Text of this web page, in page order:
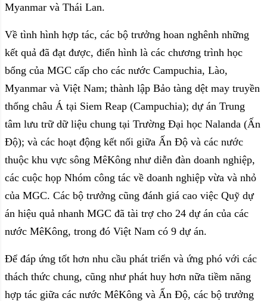
Myanmar và Thái Lan.
Về tình hình hợp tác, các bộ trưởng hoan nghênh những
kết quả đã đạt được, điển hình là các chương trình học
bổng của MGC cấp cho các nước Campuchia, Lào,
Myanmar và Việt Nam; thành lập Bảo tàng dệt may truyền
thống châu Á tại Siem Reap (Campuchia); dự án Trung
tâm lưu trữ dữ liệu chung tại Trường Đại học Nalanda (Ấn
Độ); và các hoạt động kết nối giữa Ấn Độ và các nước
thuộc khu vực sông MêKông như diễn đàn doanh nghiệp,
các cuộc họp Nhóm công tác về doanh nghiệp vừa và nhỏ
của MGC. Các bộ trưởng cũng đánh giá cao việc Quỹ dự
án hiệu quả nhanh MGC đã tài trợ cho 24 dự án của các
nước MêKông, trong đó Việt Nam có 9 dự án.
Để đáp ứng tốt hơn nhu cầu phát triển và ứng phó với các
thách thức chung, cũng như phát huy hơn nữa tiềm năng
hợp tác giữa các nước MêKông và Ấn Độ, các bộ trưởng